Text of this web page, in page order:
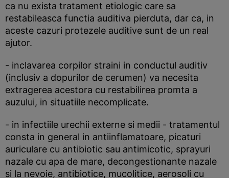
ca nu exista tratament etiologic care sa
restabileasca functia auditiva pierduta, dar ca, in
aceste cazuri protezele auditive sunt de un real
ajutor.
- inclavarea corpilor straini in conductul auditiv
(inclusiv a dopurilor de cerumen) va necesita
extragerea acestora cu restabilirea promta a
auzului, in situatiile necomplicate.
- in infectiile urechii externe si medii - tratamentul
consta in general in antiinflamatoare, picaturi
auriculare cu antibiotic sau antimicotic, sprayuri
nazale cu apa de mare, decongestionante nazale
si la nevoie, antibiotice, mucolitice, aerosoli cu